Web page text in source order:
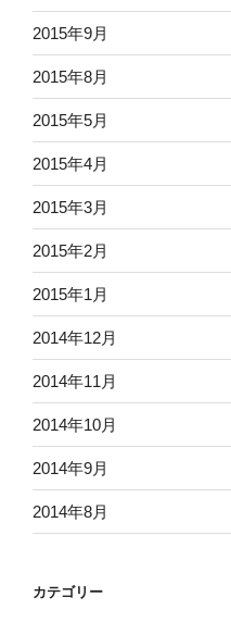
2015年9月
2015年8月
2015年5月
2015年4月
2015年3月
2015年2月
2015年1月
2014年12月
2014年11月
2014年10月
2014年9月
2014年8月
カテゴリー